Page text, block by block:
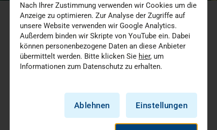
Preisgekrönte Fotografie im Marien Hospital
Düsseldorf
Das Marien Hospital Düsseldorf präsentiert bis zum 30.
Klaus Schachtschneider. Zu sehen sind zehn…
Menschen + Geschichten
Nach Ihrer Zustimmung verwenden wir Cookies um die
Anzeige zu optimieren. Zur Analyse der Zugriffe auf
unsere Website verwenden wir Google Analytics.
Außerdem binden wir Skripte von YouTube ein. Dabei
können personenbezogene Daten an diese Anbieter
übermittelt werden. Bitte klicken Sie hier, um
Informationen zum Datenschutz zu erhalten.
Ablehnen Einstellungen